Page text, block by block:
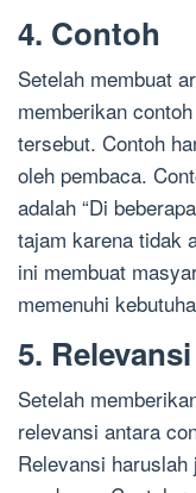
4. Contoh
Setelah membuat
memberikan
tersebut. Contoh
oleh pembaca.
adalah “Di
tajam karena tidak
ini membuat
memenuhi
5. Relevansi
Setelah
relevansi antara
Relevansi